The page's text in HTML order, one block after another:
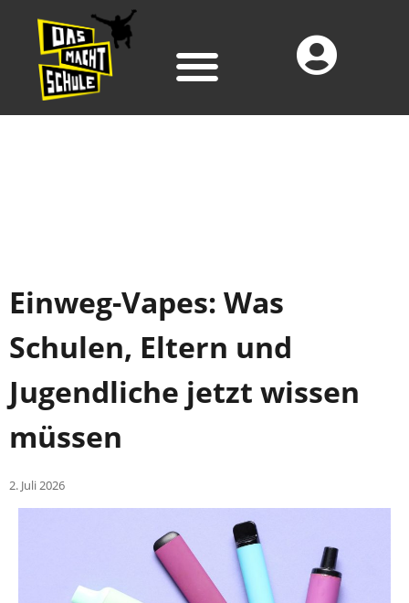
Einweg-Vapes: Was
Schulen, Eltern und
Jugendliche jetzt wissen
müssen
2. Juli 2026